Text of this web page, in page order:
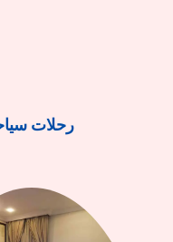
رحلات